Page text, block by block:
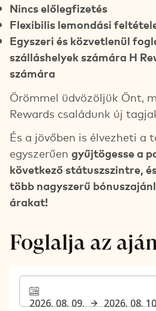
Nincs előlegfizetés
Flexibilis lemondási
Egyszeri és közvetlenül
szálláshelyek számára H
számára
Örömmel üdvözöljük Önt,
Rewards családunk új
És a jövőben is élvezheti a
egyszerűen gyűjtögesse a
következő státuszszintre,
több nagyszerű
árakat!
Foglalja az
2026. 08. 09.
2026. 08.